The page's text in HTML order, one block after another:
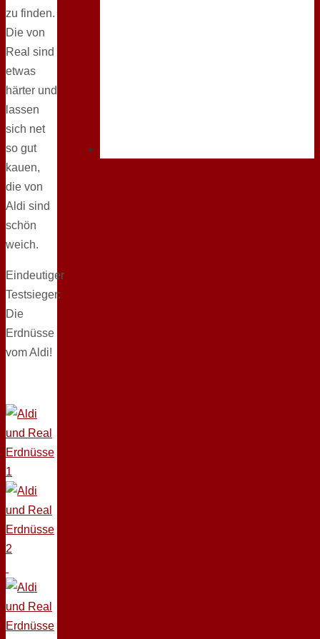
zu finden.
Die von
Real sind
etwas
härter und
lassen
sich net
so gut
kauen,
die von
Aldi sind
schön
weich.
Eindeutiger
Testsieger:
Die
Erdnüsse
vom Aldi!